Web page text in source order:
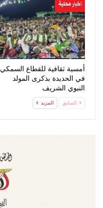
اخبار محلية
أمسية ثقافية للقطاع السمكي
في الحديدة بذكرى المولد
النبوي الشريف
السابق المزيد